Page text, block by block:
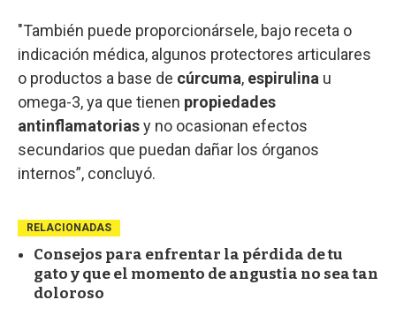
"También puede proporcionársele, bajo receta o
indicación médica, algunos protectores articulares
o productos a base de cúrcuma, espirulina u
omega-3, ya que tienen propiedades
antinflamatoriasy no ocasionan efectos
secundarios que puedan dañar los órganos
internos”, concluyó.
RELACIONADAS
Consejos para enfrentar la pérdida de tu
gato y que el momento de angustia no sea tan
doloroso